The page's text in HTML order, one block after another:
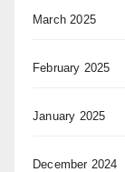
March 2025
February 2025
January 2025
December 2024